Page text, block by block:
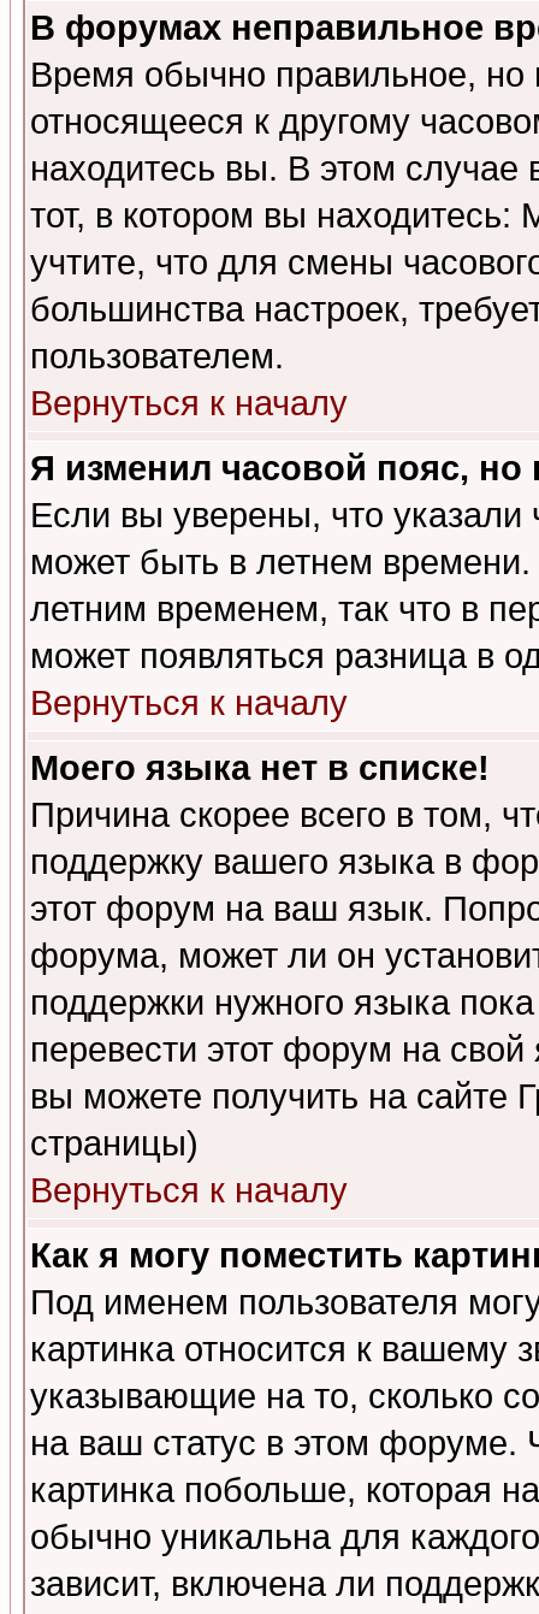
В форумах неправильное
Время обычно правильное,
относящееся к другому
находитесь вы. В этом
тот, в котором вы
учтите, что для смены
большинства настроек,
пользователем.
Вернуться к началу
Я изменил часовой пояс,
Если вы уверены, что указали
может быть в летнем
летним временем, так что в
может появляться разница в
Вернуться к началу
Моего языка нет в списке!
Причина скорее всего в том,
поддержку вашего языка в
этот форум на ваш язык.
форума, может ли он
поддержки нужного языка
перевести этот форум на
вы можете получить на сайте
страницы)
Вернуться к началу
Как я могу поместить
Под именем пользователя
картинка относится к вашему
указывающие на то, сколько
на ваш статус в этом форуме.
картинка побольше, которая
обычно уникальна для
зависит, включена ли